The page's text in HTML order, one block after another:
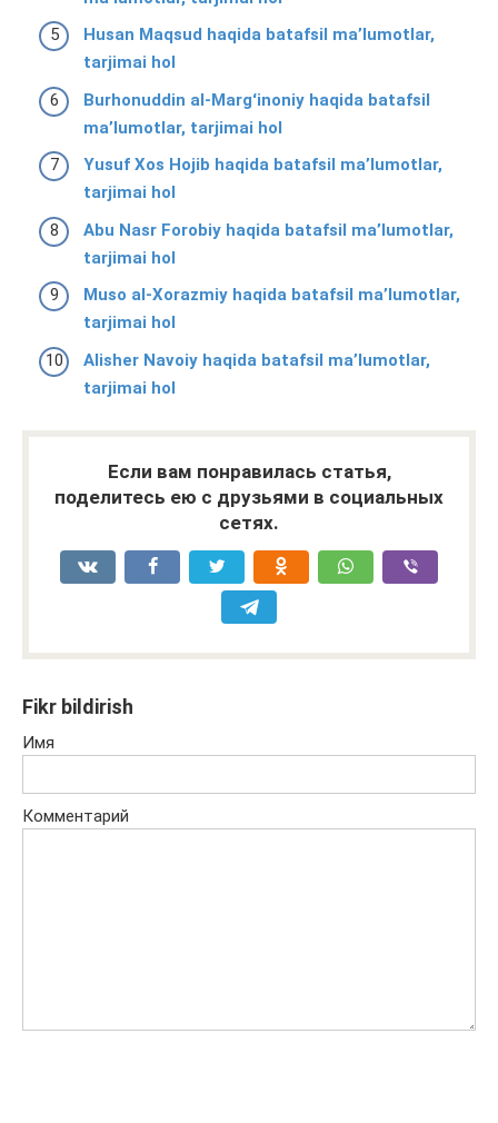
Husan Maqsud haqida batafsil ma’lumotlar,
tarjimai hol
Burhonuddin al-Margʻinoniy haqida batafsil
ma’lumotlar, tarjimai hol
Yusuf Xos Hojib haqida batafsil ma’lumotlar,
tarjimai hol
Abu Nasr Forobiy haqida batafsil ma’lumotlar,
tarjimai hol
Muso al-Xorazmiy haqida batafsil ma’lumotlar,
tarjimai hol
Alisher Navoiy haqida batafsil ma’lumotlar,
tarjimai hol
Если вам понравилась статья,
поделитесь ею с друзьями в социальных
сетях.
Fikr bildirish
Имя
Комментарий